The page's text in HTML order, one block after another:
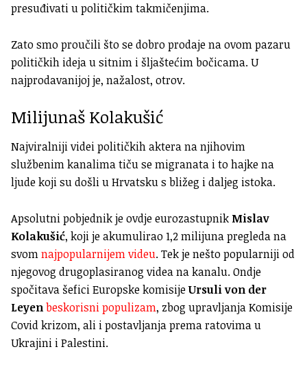
presuđivati u političkim takmičenjima.
Zato smo proučili što se dobro prodaje na ovom pazaru
političkih ideja u sitnim i šljaštećim bočicama. U
najprodavanijoj je, nažalost, otrov.
Milijunaš Kolakušić
Najviralniji videi političkih aktera na njihovim
službenim kanalima tiču se migranata i to hajke na
ljude koji su došli u Hrvatsku s bližeg i daljeg istoka.
Apsolutni pobjednik je ovdje eurozastupnik Mislav
Kolakušić, koji je akumulirao 1,2 milijuna pregleda na
svomnajpopularnijem videu. Tek je nešto popularniji od
njegovog drugoplasiranog videa na kanalu. Ondje
spočitava šefici Europske komisijeUrsuli von der
Leyenbeskorisni populizam, zbog upravljanja Komisije
Covid krizom, ali i postavljanja prema ratovima u
Ukrajini i Palestini.